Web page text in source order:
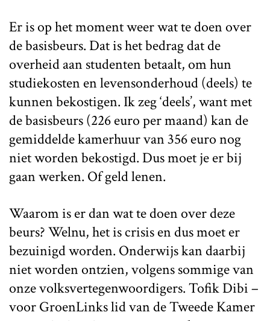
Er is op het moment weer wat te doen over
de basisbeurs. Dat is het bedrag dat de
overheid aan studenten betaalt, om hun
studiekosten en levensonderhoud (deels) te
kunnen bekostigen. Ik zeg ‘deels’, want met
de basisbeurs (226 euro per maand) kan de
gemiddelde kamerhuur van 356 euro nog
niet worden bekostigd. Dus moet je er bij
gaan werken. Of geld lenen.
Waarom is er dan wat te doen over deze
beurs? Welnu, het is crisis en dus moet er
bezuinigd worden. Onderwijs kan daarbij
niet worden ontzien, volgens sommige van
onze volksvertegenwoordigers. Tofik Dibi –
voor GroenLinks lid van de Tweede Kamer